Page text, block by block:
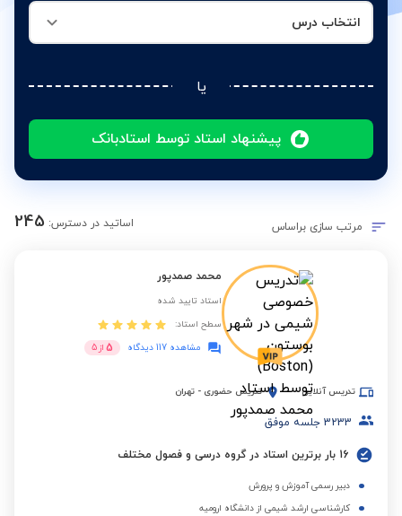
انتخاب درس
یا
پیشنهاد استاد توسط استادبانک
مرتب سازی براساس اساتید در دسترس: 245
محمد صمدپور
استاد تایید شده
سطح استاد:
مشاهده 117 دیدگاه
5 از 5
تدریس آنلاین تدریس حضوری - تهران
3233 جلسه موفق
16 بار برترین استاد در گروه درسی و فصول مختلف
دبیر رسمی آموزش و پرورش
کارشناسی ارشد شیمی از دانشگاه ارومیه